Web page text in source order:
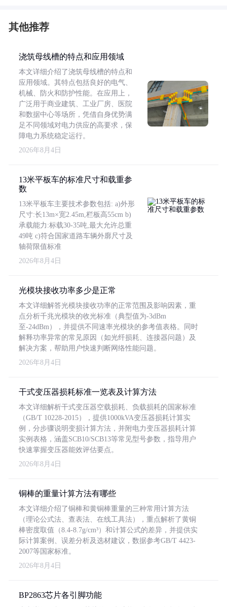
其他推荐
浇筑母线槽的特点和应用领域
本文详细介绍了浇筑母线槽的特点和
应用领域。其特点包括良好的电气、
机械、防火和防护性能。在应用上，
广泛用于商业建筑、工业厂房、医院
和数据中心等场所，凭借自身优势满
足不同领域对电力供应的高要求，保
障电力系统稳定运行。
2026年8月4日
13米平板车的标准尺寸和载重参
数
13米平板车主要技术参数包括: a)外形
尺寸:长13m×宽2.45m,栏板高55cm b)
承载能力:标载30-35吨,最大允许总重
49吨 c)符合国家道路车辆外廓尺寸及
轴荷限值标准
2026年8月4日
光模块接收功率多少是正常
本文详细解答光模块接收功率的正常范围及影响因素，重
点分析千兆光模块的收光标准（典型值为-3dBm
至-24dBm），并提供不同速率光模块的参考值表格。同时
解释功率异常的常见原因（如光纤损耗、连接器问题）及
解决方案，帮助用户快速判断网络性能问题。
2026年8月4日
干式变压器损耗标准一览表及计算方法
本文详细解析干式变压器空载损耗、负载损耗的国家标准
（GB/T 10228-2015），提供1000kVA变压器损耗计算实
例，分步骤说明变损计算方法，并附电力变压器损耗计算
实例表格，涵盖SCB10/SCB13等常见型号参数，指导用户
快速掌握变压器能效评估要点。
2026年8月4日
铜棒的重量计算方法有哪些
本文详细介绍了铜棒和黄铜棒重量的三种常用计算方法
（理论公式法、查表法、在线工具法），重点解析了黄铜
棒密度取值（8.4-8.7g/cm³）和计算公式的差异，并提供实
际计算案例、误差分析及选材建议，数据参考GB/T 4423-
2007等国家标准。
2026年8月4日
BP2863芯片各引脚功能